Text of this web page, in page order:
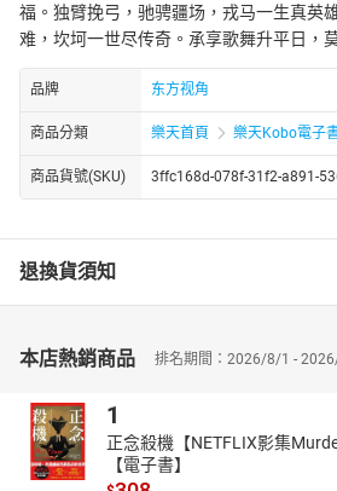
福。独臂挽弓，驰骋疆场，戎马一生真英
难，坎坷一世尽传奇。承享歌舞升平日，
品牌 东方视角
商品分類 樂天首頁 樂天Kobo電子
商品貨號(SKU) 3ffc168d-078f-31f2-a891-
退換貨須知
本店熱銷商品 排名期間：2026/8/1 -
1
正念殺機【NETFLIX影集
【電子書】